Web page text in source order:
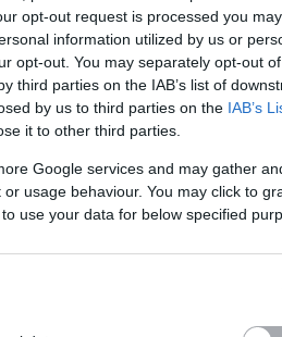
opt-out request is processed you may
information utilized by us or
opt-out. You may separately opt-out
third parties on the IAB’s list of
by us to third parties on the IAB’s
it to other third parties.
Google services and may gather
usage behaviour. You may click to
use your data for below specified
keretében két
az érdeklődők márciusban
Művész Páholy ismét négy
lát vendégül, a Hadik Irodalmi
hallhatnak…